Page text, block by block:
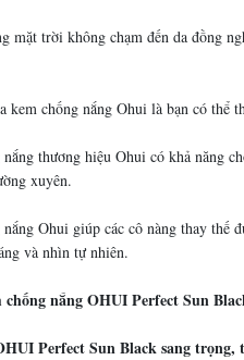
mặt trời không chạm đến da đồng
kem chống nắng Ohui là bạn có thể
thương hiệu Ohui có khả năng
xuyên.
nắng Ohui giúp các cô nàng thay
và nhìn tự nhiên.
chống nắng OHUI Perfect Sun
Perfect Sun Black sang trọng,